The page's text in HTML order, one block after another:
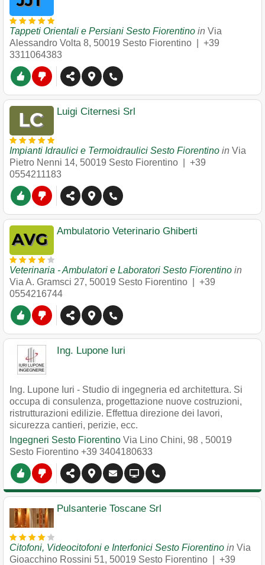
Tappeti Orientali e Persiani Sesto Fiorentino in Via
Alessandro Volta 8, 50019 Sesto Fiorentino
+39
3311064383
Luigi Citernesi Srl
Impianti Idraulici e Termoidraulici Sesto Fiorentino in Via
Pietro Nenni 14, 50019 Sesto Fiorentino
+39
0554211183
Ambulatorio Veterinario Ghiberti
Veterinaria - Ambulatori e Laboratori Sesto Fiorentino in
Via A. Gramsci 27, 50019 Sesto Fiorentino
+39
0554216744
Ing. Lupone Iuri
Ing. Lupone Iuri - Studio di ingegneria ed architettura. Si
occupa di consulenza, progettazione nuove costruzioni,
ristrutturazioni edilizie. Effettua direzione dei lavori,
sicurezza cantieri, perizie, ecc.
Ingegneri Sesto Fiorentino Via Lino Chini, 98 , 50019
Sesto Fiorentino +39 3404180633
Pulsanterie Toscane Srl
Citofoni, Videocitofoni e Interfonici Sesto Fiorentino in Via
Gioacchino Rossini 51, 50019 Sesto Fiorentino
+39